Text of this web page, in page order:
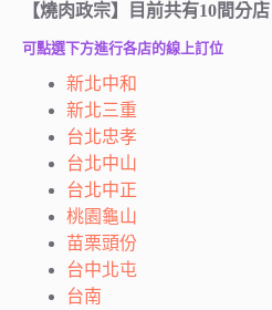
【燒肉政宗】目前共有10間分店
可點選下方進行各店的線上訂位
新北中和
新北三重
台北忠孝
台北中山
台北中正
桃園龜山
苗栗頭份
台中北屯
台南